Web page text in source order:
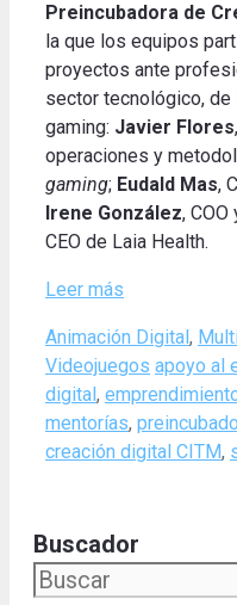
Preincubadora de
la que los equipos
proyectos ante
sector tecnológico, de
gaming: Javier Flores
operaciones y
gaming; Eudald Mas,
Irene González,
CEO de Laia Health.
Leer más
Categories
Animación Digital ,
Videojuegos Tags
apoyo al
digital ,
mentorías,
creación digital CITM,
Buscador